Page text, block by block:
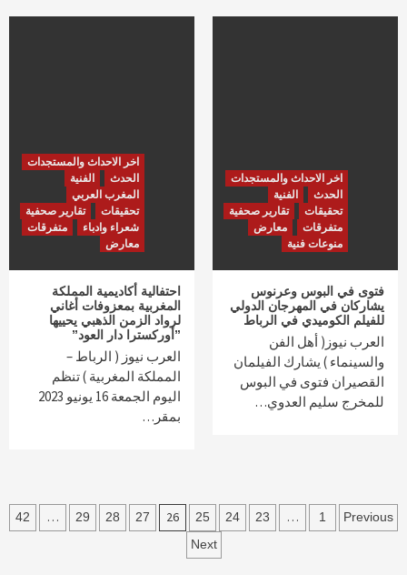
اخر الاحداث والمستجدات
الحدث
الفنية
تحقيقات
تقارير صحفية
متفرقات
معارض
منوعات فنية
فتوى في البوس وعرنوس
يشاركان في المهرجان الدولي
للفيلم الكوميدي في الرباط
العرب نيوز( أهل الفن
والسينماء ) يشارك الفيلمان
القصيران فتوى في البوس
للمخرج سليم العدوي…
اخر الاحداث والمستجدات
الحدث
الفنية
المغرب العربي
تحقيقات
تقارير صحفية
شعراء وادباء
متفرقات
معارض
احتفالية أكاديمية المملكة
المغربية بمعزوفات أغاني
لرواد الزمن الذهبي يحييها
”أوركسترا دار العود”
العرب نيوز ( الرباط –
المملكة المغربية ) تنظم
اليوم الجمعة 16 يونيو 2023
بمقر…
Posts
Previous
1
…
23
24
25
26
27
28
29
…
42
Next